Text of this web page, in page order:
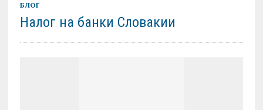
БЛОГ
Налог на банки Словакии